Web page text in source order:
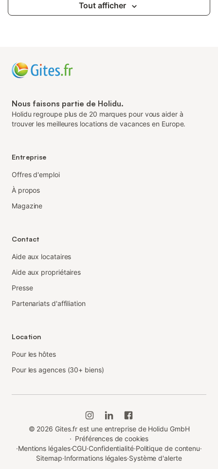
Tout afficher
Nous faisons partie de Holidu.
Holidu regroupe plus de 20 marques pour vous aider à
trouver les meilleures locations de vacances en Europe.
Entreprise
Offres d'emploi
À propos
Magazine
Contact
Aide aux locataires
Aide aux propriétaires
Presse
Partenariats d'affiliation
Location
Pour les hôtes
Pour les agences (30+ biens)
© 2026 Gites.fr est une entreprise de Holidu GmbH
· Préférences de cookies
·Mentions légales·CGU·Confidentialité·Politique de contenu·
Sitemap·Informations légales·Système d'alerte